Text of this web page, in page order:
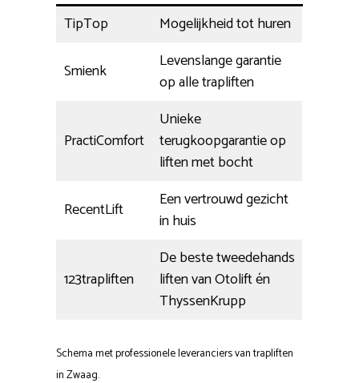
TipTop
Mogelijkheid tot huren
Smienk
Levenslange garantie
op alle trapliften
PractiComfort
Unieke
terugkoopgarantie op
liften met bocht
RecentLift
Een vertrouwd gezicht
in huis
123trapliften
De beste tweedehands
liften van Otolift én
ThyssenKrupp
Schema met professionele leveranciers van trapliften
in Zwaag.